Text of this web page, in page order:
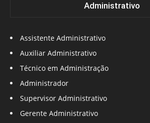
Administrativo
Assistente Administrativo
Auxiliar Administrativo
Técnico em Administração
Administrador
Supervisor Administrativo
Gerente Administrativo